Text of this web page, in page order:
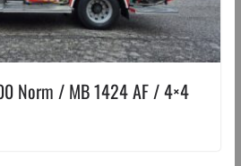
Norm / MB 1424 AF / 4×4